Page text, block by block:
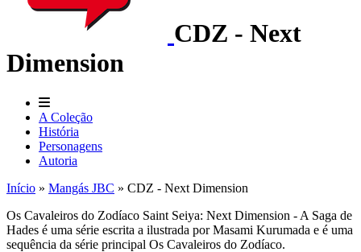
CDZ - Next
Dimension
A Coleção
História
Personagens
Autoria
Início » Mangás JBC » CDZ - Next Dimension
Os Cavaleiros do Zodíaco Saint Seiya: Next Dimension - A Saga de
Hades é uma série escrita a ilustrada por Masami Kurumada e é uma
sequência da série principal Os Cavaleiros do Zodíaco.